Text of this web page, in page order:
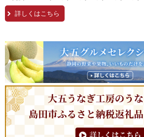
詳しくはこちら